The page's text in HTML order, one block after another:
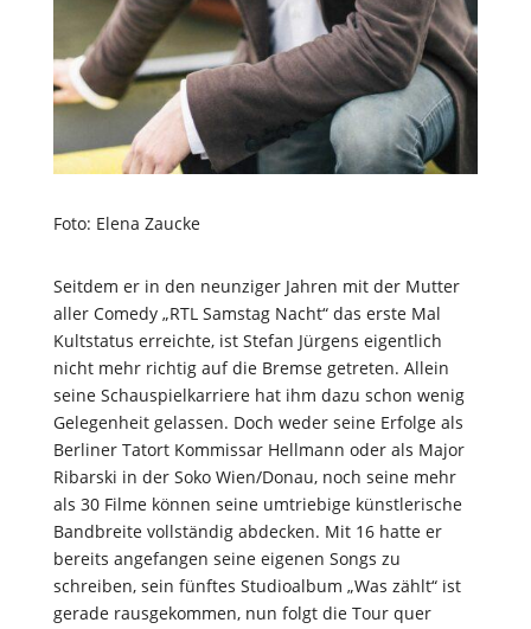
Foto: Elena Zaucke
Seitdem er in den neunziger Jahren mit der Mutter
aller Comedy „RTL Samstag Nacht“ das erste Mal
Kultstatus erreichte, ist Stefan Jürgens eigentlich
nicht mehr richtig auf die Bremse getreten. Allein
seine Schauspielkarriere hat ihm dazu schon wenig
Gelegenheit gelassen. Doch weder seine Erfolge als
Berliner Tatort Kommissar Hellmann oder als Major
Ribarski in der Soko Wien/Donau, noch seine mehr
als 30 Filme können seine umtriebige künstlerische
Bandbreite vollständig abdecken. Mit 16 hatte er
bereits angefangen seine eigenen Songs zu
schreiben, sein fünftes Studioalbum „Was zählt“ ist
gerade rausgekommen, nun folgt die Tour quer